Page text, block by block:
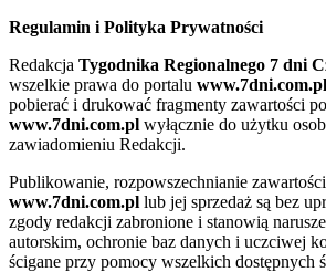
Regulamin i Polityka Prywatności
Redakcja Tygodnika Regionalnego 7 dni
wszelkie prawa do portalu www.7dni.com.pl
pobierać i drukować fragmenty zawartości
www.7dni.com.pl wyłącznie do użytku
zawiadomieniu Redakcji.
Publikowanie, rozpowszechnianie
www.7dni.com.pl lub jej sprzedaż są bez
zgody redakcji zabronione i stanowią
autorskim, ochronie baz danych i uczciwej
ścigane przy pomocy wszelkich dostępnych